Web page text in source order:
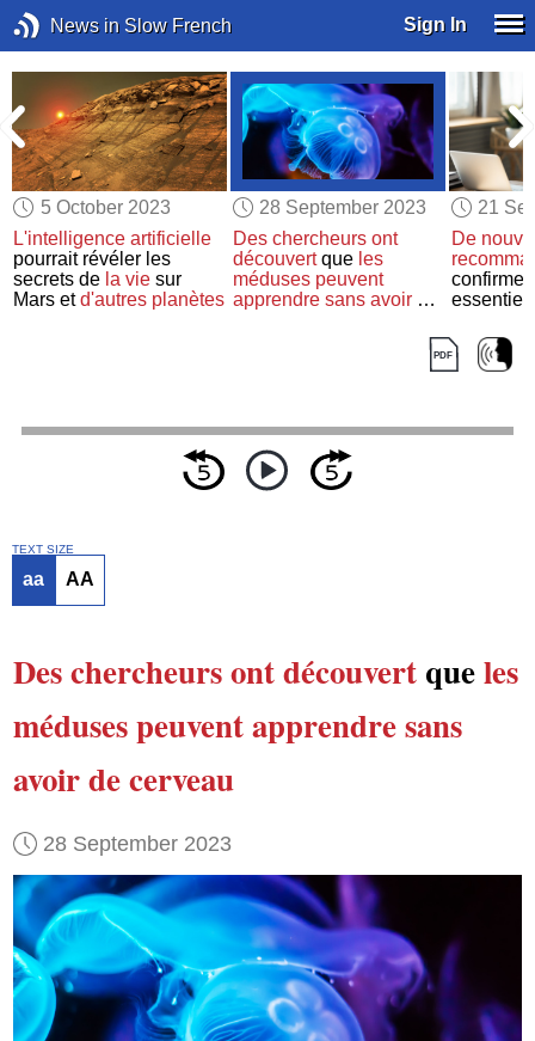
News in Slow French Sign In
5 October 2023
L'intelligence artificielle
pourrait révéler les
secrets de la vie sur
Mars etd'autres planètes
28 September 2023
Des chercheurs ont
découvertque les
méduses peuvent
apprendre sans avoir de
21
De
essentiel
pour
artérielle
TEXT SIZE
aa AA
Des chercheursont découvertqueles
médusespeuvent apprendresans
avoir de cerveau
28 September 2023